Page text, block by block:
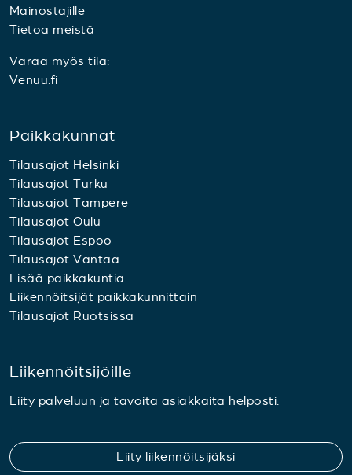
Mainostajille
Tietoa meistä
Varaa myös tila:
Venuu.fi
Paikkakunnat
Tilausajot Helsinki
Tilausajot Turku
Tilausajot Tampere
Tilausajot Oulu
Tilausajot Espoo
Tilausajot Vantaa
Lisää paikkakuntia
Liikennöitsijät paikkakunnittain
Tilausajot Ruotsissa
Liikennöitsijöille
Liity palveluun ja tavoita asiakkaita helposti.
Liity liikennöitsijäksi